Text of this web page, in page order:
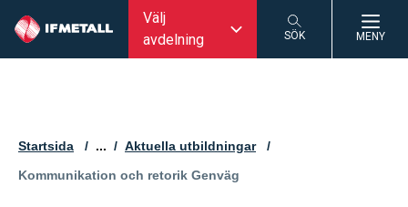
Välj
avdelning
SÖK MENY
Startsida ...
Aktuella utbildningar
Aktuell sida:
Kommunikation och retorik Genväg